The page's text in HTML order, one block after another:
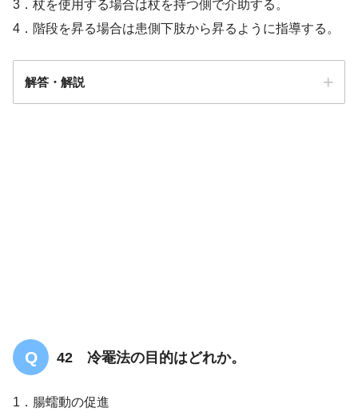
3．杖を使用する場合は杖を持つ側で介助する。
4．階段を昇る場合は患側下肢から昇るように指導する。
解答・解説
42 冷罨法の目的はどれか。
1．腸蠕動の促進